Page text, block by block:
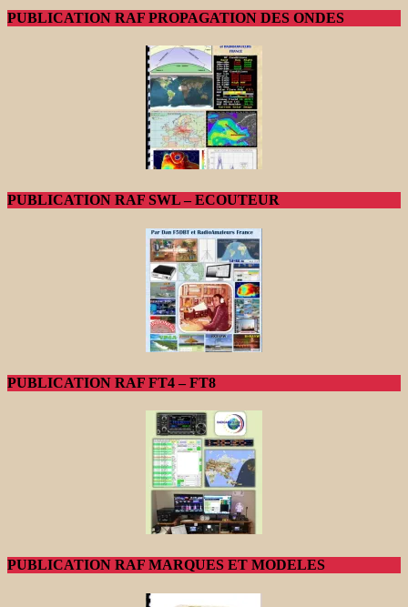
PUBLICATION RAF PROPAGATION DES ONDES
PUBLICATION RAF SWL – ECOUTEUR
PUBLICATION RAF FT4 – FT8
PUBLICATION RAF MARQUES ET MODELES